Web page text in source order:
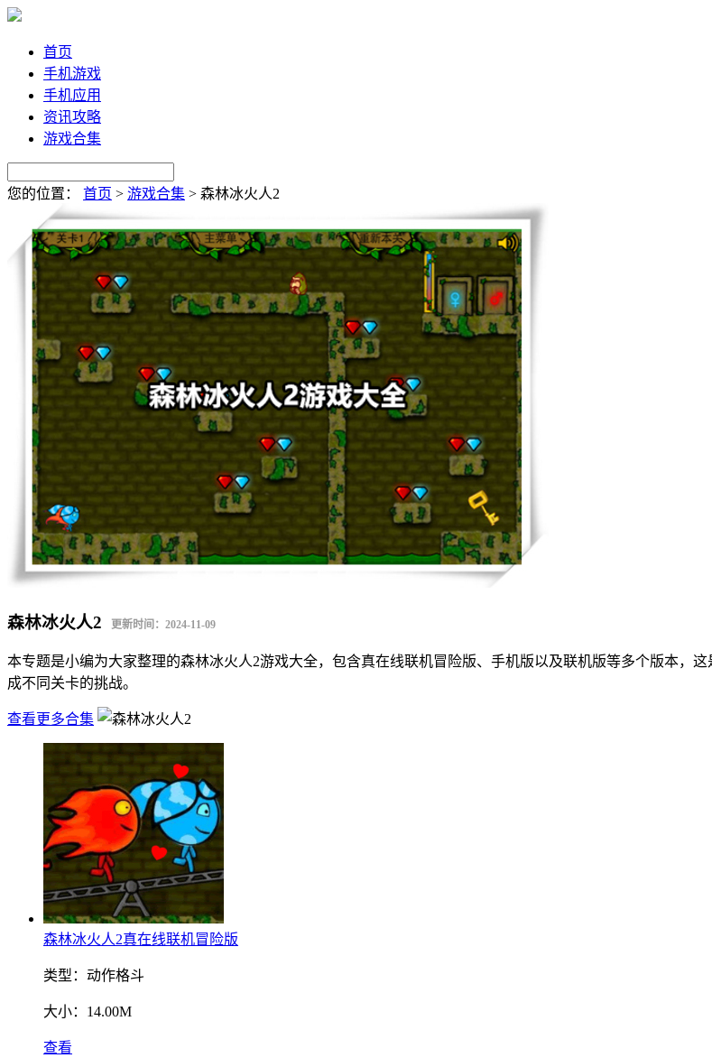
首页
手机游戏
手机应用
资讯攻略
游戏合集
您的位置： 首页 > 游戏合集 > 森林冰火人2
森林冰火人2 更新时间：2024-11-09
本专题是小编为大家整理的森林冰火人2游戏大全，包含真在线联机冒险版、手机版以及联机版等多个版本，
成不同关卡的挑战。
查看更多合集
森林冰火人2真在线联机冒险版
类型： 动作格斗
大小： 14.00M
查看